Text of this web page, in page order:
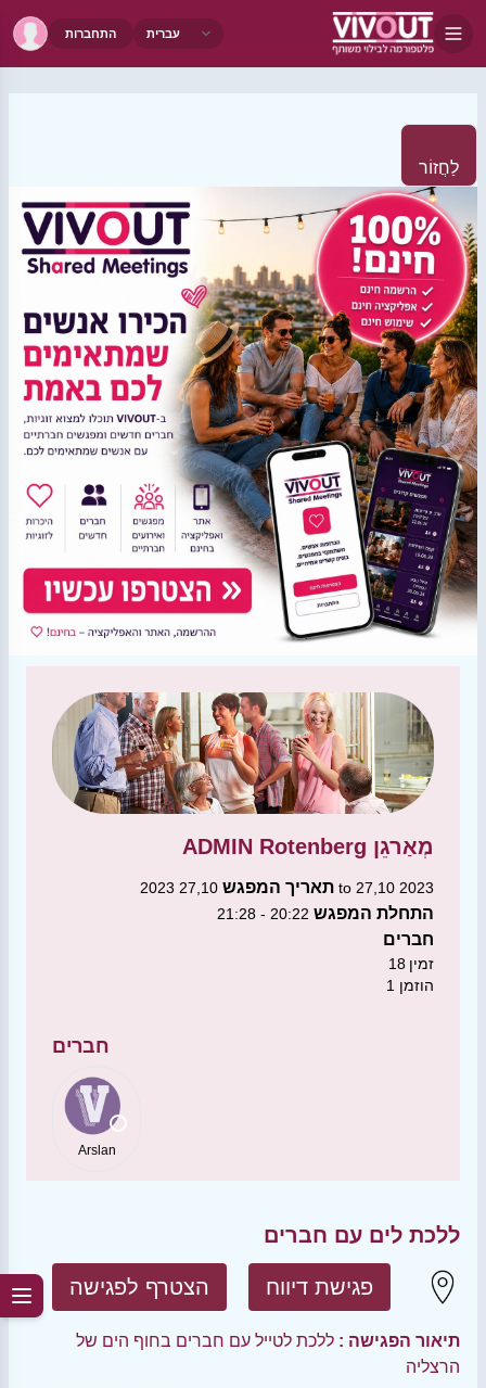
התחברות
לַחֲזוֹר
ADMIN Rotenberg מְאַרגֵן
תאריך המפגש 27,10 2023 to 27,10 2023
התחלת המפגש 20:22 - 21:28
חברים
18 זמין
1 הוזמן
חברים
Arslan
ללכת לים עם חברים
הצטרף לפגישה פגישת דיווח
תיאור הפגישה : ללכת לטייל עם חברים בחוף הים של
הרצליה